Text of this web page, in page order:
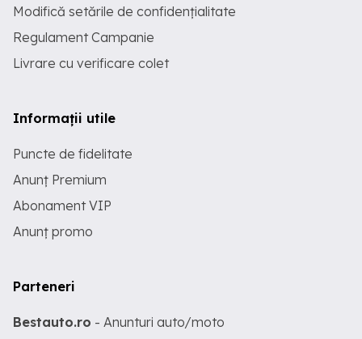
Modifică setările de confidențialitate
Regulament Campanie
Livrare cu verificare colet
Informații utile
Puncte de fidelitate
Anunț Premium
Abonament VIP
Anunț promo
Parteneri
Bestauto.ro - Anunturi auto/moto